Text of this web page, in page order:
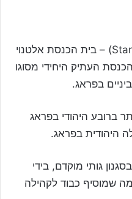
אלטנוישול (Staranova Synagoga) – בית הכנסת אלטנוי
העתיק היחידי מסוגו
בפראג.
ברובע היהודי בפראג
היהודית בפראג.
בית הכנסת נבנה בשנת 1270 בסגנון גותי מוקדם, בידי
שמוסיף כבוד לקהילה